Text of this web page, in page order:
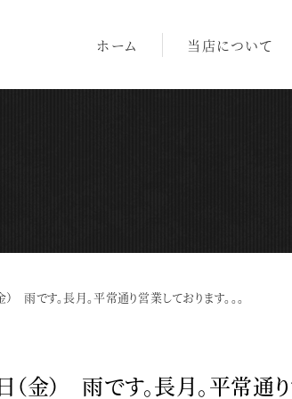
ホーム 当店について
金） 雨です。長月。平常通り営業しております。。。
日（金） 雨です。長月。平常通